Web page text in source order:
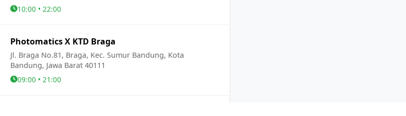
10:00 • 22:00
Photomatics X KTD Braga
Jl. Braga No.81, Braga, Kec. Sumur Bandung, Kota
Bandung, Jawa Barat 40111
09:00 • 21:00